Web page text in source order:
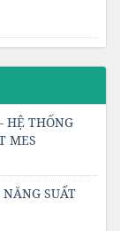
HỆ THỐNG
MES
SUẤT